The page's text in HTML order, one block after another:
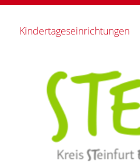
Kindertageseinrichtungen